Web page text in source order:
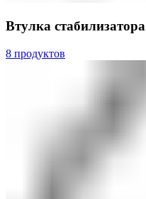
Втулка стабилизатора
8 продуктов